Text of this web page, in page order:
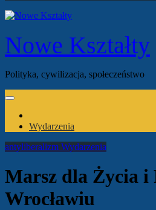
Nowe Kształty
Polityka, cywilizacja, społeczeństwo
Wydarzenia
antyliberalizm Wydarzenia
Marsz dla Życia i
Wrocławiu